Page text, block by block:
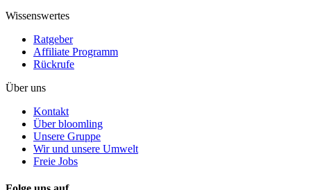
Wissenswertes
Ratgeber
Affiliate Programm
Rückrufe
Über uns
Kontakt
Über bloomling
Unsere Gruppe
Wir und unsere Umwelt
Freie Jobs